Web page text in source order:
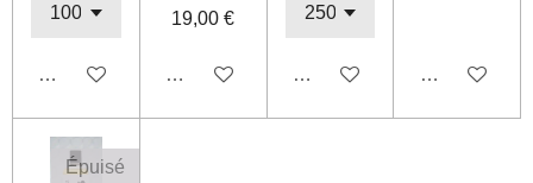
Désactivé
19,00 €
Désactivé Désactivé Désactivé
Épuisé